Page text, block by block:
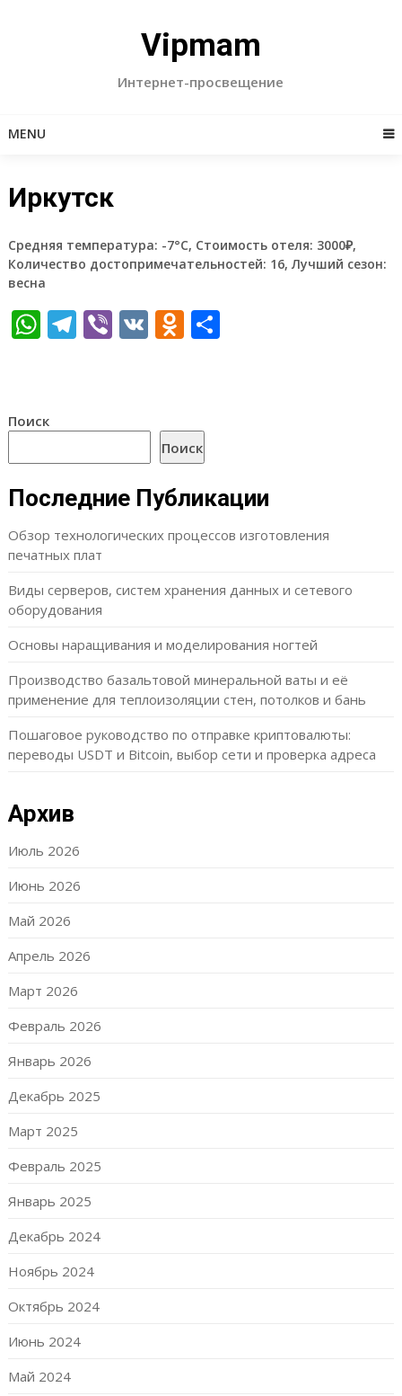
Vipmam
Интернет-просвещение
MENU
Иркутск
Средняя температура: -7°C, Стоимость отеля: 3000₽,
Количество достопримечательностей: 16, Лучший сезон:
весна
WhatsApp
Telegram
Viber
VKOdnoklassniki
Отправить
Поиск
Поиск
Последние Публикации
Обзор технологических процессов изготовления
печатных плат
Виды серверов, систем хранения данных и сетевого
оборудования
Основы наращивания и моделирования ногтей
Производство базальтовой минеральной ваты и её
применение для теплоизоляции стен, потолков и бань
Пошаговое руководство по отправке криптовалюты:
переводы USDT и Bitcoin, выбор сети и проверка адреса
Архив
Июль 2026
Июнь 2026
Май 2026
Апрель 2026
Март 2026
Февраль 2026
Январь 2026
Декабрь 2025
Март 2025
Февраль 2025
Январь 2025
Декабрь 2024
Ноябрь 2024
Октябрь 2024
Июнь 2024
Май 2024